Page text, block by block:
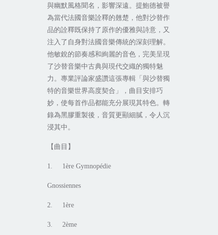
與幽默風格聞名，影響深遠。提鮑德被譽
為當代法國音樂詮釋的翹楚，他對沙替作
品的詮釋既保持了原作的優雅與詩意，又
注入了自身對法國音樂傳統的深刻理解。
他敏銳的節奏感和絢麗的音色，完美呈現
了沙替音樂中古典與現代交織的獨特魅
力。專業評論家盛讚這張專輯「與沙替獨
特的音樂世界高度契合」，曲目安排巧
妙，使每首作品都能充分展現其特色。轉
錄為黑膠重製後，音質更顯細膩，令人沉
浸其中。
【曲目】
1. 1ère Gymnopédie
Gnossiennes
2. 1ère
3. 2ème